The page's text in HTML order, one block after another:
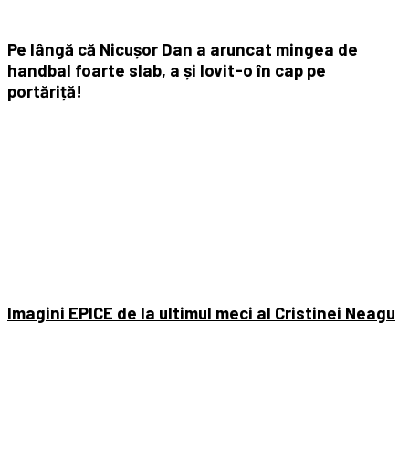
Pe lângă că Nicușor Dan a aruncat mingea de
handbal foarte slab, a și lovit-o în cap pe
portăriță!
Imagini EPICE de la ultimul meci al Cristinei Neagu